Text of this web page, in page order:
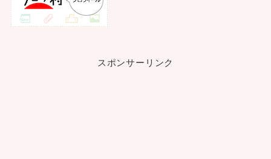
スポンサーリンク